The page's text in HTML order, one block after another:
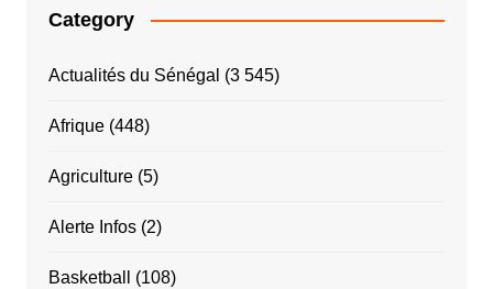
Category
Actualités du Sénégal (3 545)
Afrique(448)
Agriculture(5)
Alerte Infos(2)
Basketball (108)